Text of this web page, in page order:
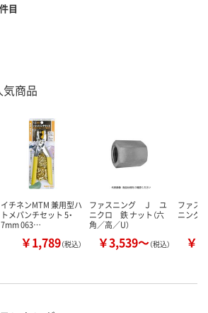
目
商品
イチネンMTM 兼用型ハ
トメパンチセット 5・
7mm 063…
￥1,789（税込）
ファスニング Ｊ ユ
ニクロ 鉄 ナット（六
角／高／U）
￥3,539～（税込）
ファス
ニング
￥